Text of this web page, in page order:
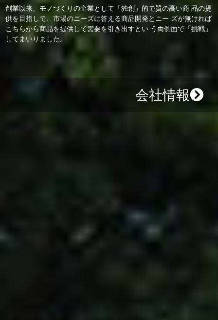
創業以来、モノづくりの企業として「独創」的で質の高い商 品の提
供を目指して、市場のニーズに答える商品開発とニー ズが無ければ
こちらから商品を提供して需要を引き出すとい う両側面で「挑戦」
してまいりました。
会社情報